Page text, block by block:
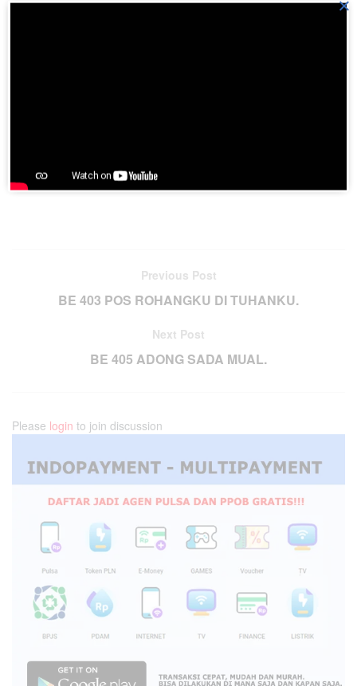
Previous Post
BE 403 POS ROHANGKU DI TUHANKU.
Next Post
BE 405 ADONG SADA MUAL.
Please login to join discussion
×